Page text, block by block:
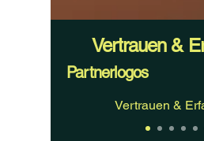
Vertrauen &
Partnerlogos
Vertrauen &